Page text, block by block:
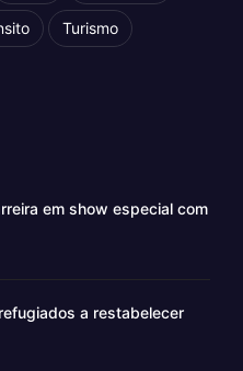
Turismo
em show especial com
a restabelecer